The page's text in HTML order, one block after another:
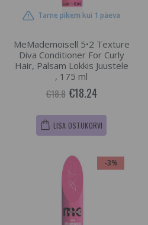
Tarne pikem kui 1 päeva
MeMademoisell 5•2 Texture
Diva Conditioner For Curly
Hair, Palsam Lokkis Juustele
, 175 ml
€18.8 €18.24
LISA OSTUKORVI
-3%